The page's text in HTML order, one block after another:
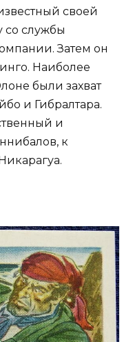
своей
со службы
Затем он
Наиболее
были захват
и Гибралтара.
и
к